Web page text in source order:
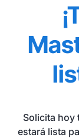
Solicita hoy
estará lista